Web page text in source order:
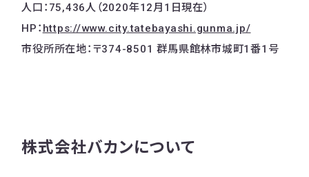
人口：75,436人（2020年12月1日現在）
HP： https://www.city.tatebayashi.gunma.jp/
市役所所在地：〒374-8501 群馬県館林市城町1番1号
株式会社バカンについて